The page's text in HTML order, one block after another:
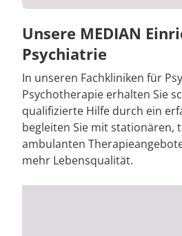
Onkologie
Pneumologie
Rheumatologie
Unsere MEDIAN
Psychiatrie
In unseren Fachkliniken für
Psychotherapie erhalten Sie
qualifizierte Hilfe durch ein
begleiten Sie mit stationären,
ambulanten
mehr Lebensqualität.